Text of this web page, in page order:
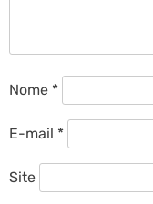
Nome *
E-mail *
Site